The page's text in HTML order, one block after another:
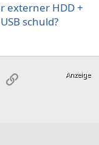
externer HDD +
schuld?
MailLink